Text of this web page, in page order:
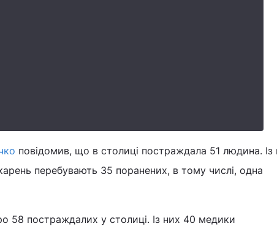
повідомив, що в столиці постраждала 51 людина. Із
перебувають 35 поранених, в тому числі, одна
58 постраждалих у столиці. Із них 40 медики